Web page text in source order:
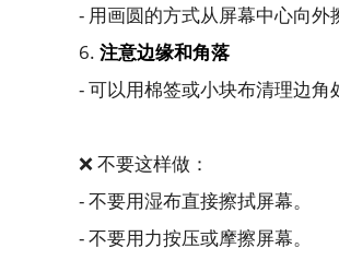
- 用画圆的方式从屏幕中心向外
6. 注意边缘和角落
- 可以用棉签或小块布清理边角
❌ 不要这样做：
- 不要用湿布直接擦拭屏幕。
- 不要用力按压或摩擦屏幕。